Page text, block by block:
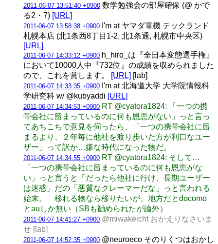
2011-06-07 13:51:40 +0900 数学勉強会の部屋確保 (@ かで
る2・7) [URL]
2011-06-07 13:58:38 +0900 I'm at ヤマダ電機 テックランド
札幌本店 (北1条西8丁目1-2, 北1条通, 札幌市中央区)
[URL]
2011-06-07 14:33:12 +0900 h_hiro_は『全日本変態選手権』
において10000人中『732位』の成績を収められました
ので、これを賞します。
[URL] [lab]
2011-06-07 14:33:35 +0900 I'm at 北海道大学 大学院情報科
学研究科 w/ @kubyaddi [URL]
2011-06-07 14:34:53 +0900 RT @cyatora1824: 「一つの携
帯会社に留まっているのに何も恩恵がない」っと言っ
てあちこちで意見を伺ったら、「一つの携帯会社に留
まるより、２年毎に他社を渡り歩いた方が利口なユー
ザー」って訳か…嫌な時代になった物だ。
2011-06-07 14:34:55 +0900 RT @cyatora1824: そして…
「一つの携帯会社に留まっているのに何も恩恵がな
い」っと言うと「だったら他社に行け、長期ユーザー
は迷惑」だの「悪質なクレーマーだな」っと言われる
始末。 移れる物なら移りたいが、地方だとdocomo
とauしか無い（SBも勧められたが論外）
2011-06-07 14:41:27 +0900 @miwakeicht おかえりなさいま
せ [lab]
2011-06-07 14:52:35 +0900 @neuroeco そのりくつはおかし